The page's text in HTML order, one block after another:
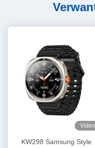
Video
KW298 Samsung Style